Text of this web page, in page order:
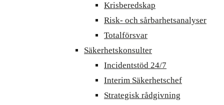
Krisberedskap
Risk- och sårbarhetsanalyser
Totalförsvar
Säkerhetskonsulter
Incidentstöd 24/7
Interim Säkerhetschef
Strategisk rådgivning